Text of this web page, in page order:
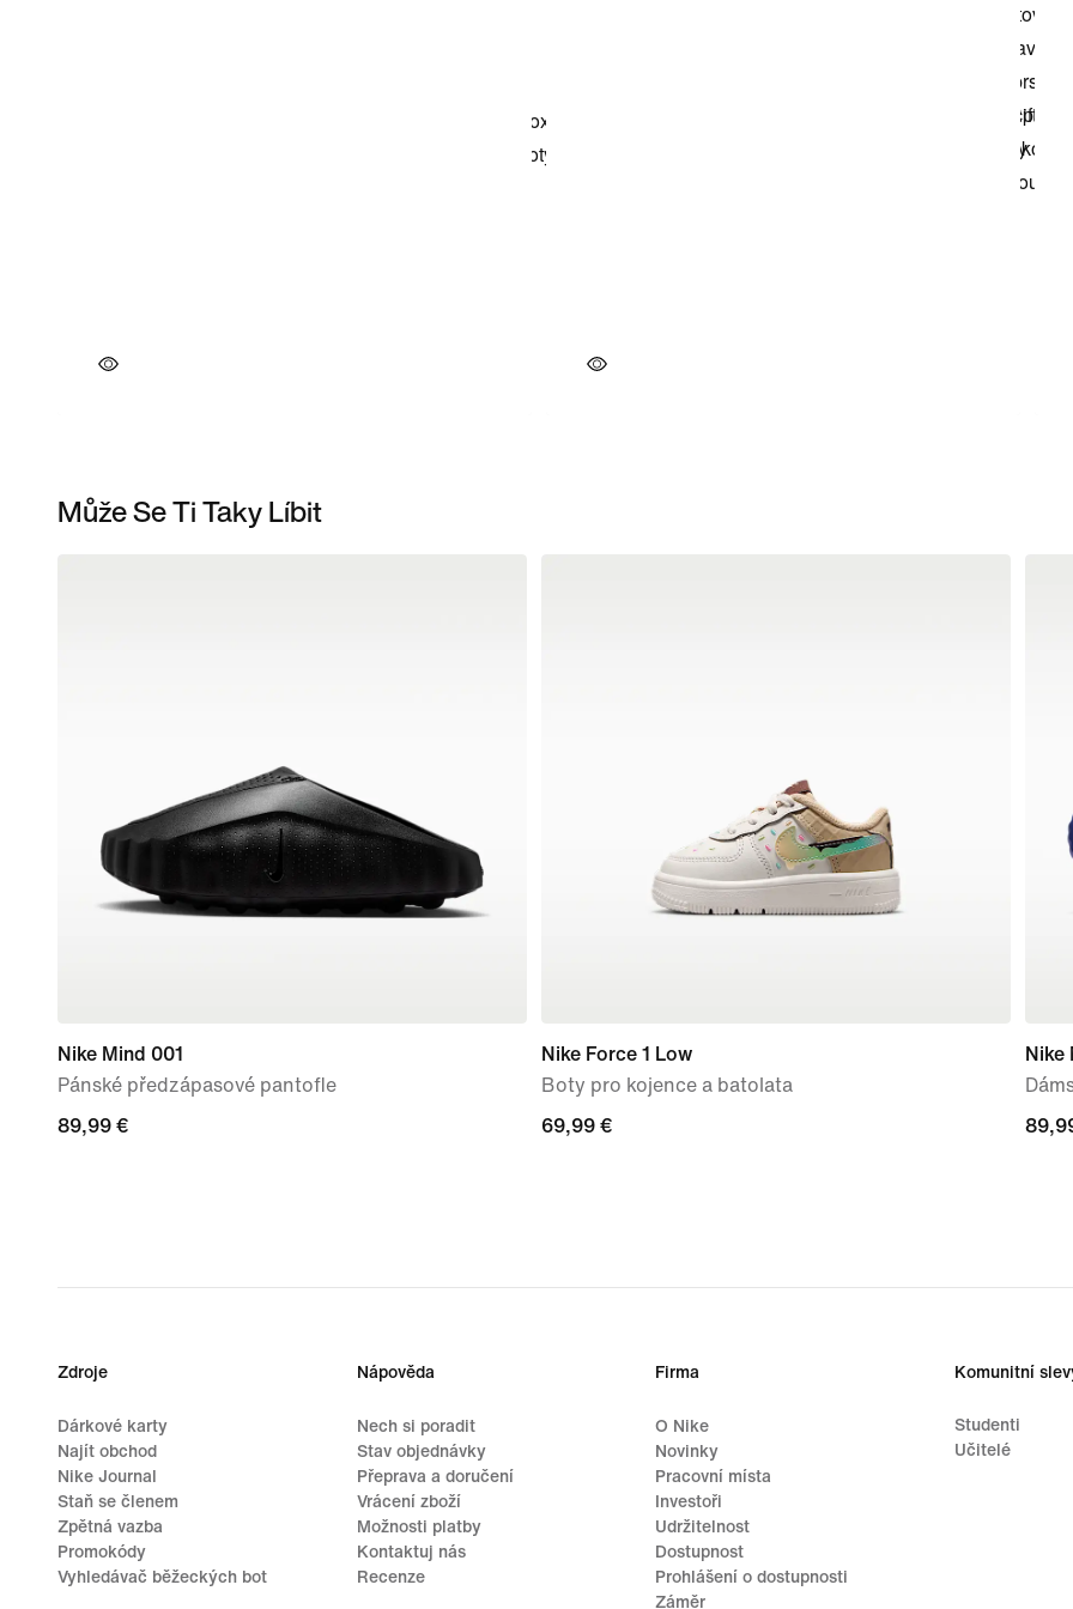
Může Se Ti Taky Líbit
Nike Mind 001
Pánské předzápasové pantofle
89,99 €
89,99 €
Nike Force 1 Low
Boty pro kojence a batolata
69,99 €
69,99 €
Nike
Zdroje
Dárkové karty
Najít obchod
Nike Journal
Staň se členem
Zpětná vazba
Promokódy
Vyhledávač běžeckých bot
Nápověda
Nech si poradit
Stav objednávky
Přeprava a doručení
Vrácení zboží
Možnosti platby
Kontaktuj nás
Recenze
Firma
O Nike
Novinky
Pracovní místa
Investoři
Udržitelnost
Dostupnost
Prohlášení o dostupnosti
Záměr
Komunitní
Studenti
Učitelé